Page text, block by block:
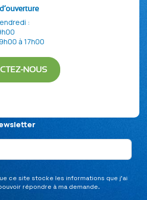
:
à 17h00
NOUS
ce site stocke les informations que j’ai
répondre à ma demande.